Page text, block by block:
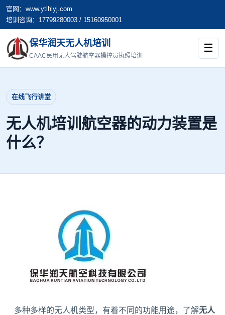
官网：www.ytlhlyj.com
培训咨询：17799280003 / 15160950001
保华润天无人机培训
CAAC民用无人驾驶航空器操控员执照培训
☰
在线飞行讲堂
无人机培训航空器的动力装置是
什么？
多种多样的无人机类型，有着不同的功能用途，了解无人